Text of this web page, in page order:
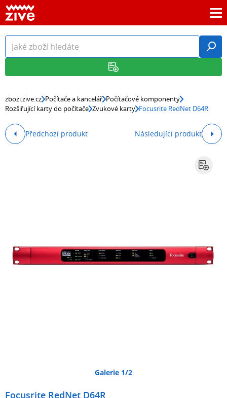
zbozi.zive.cz Počítače a kancelář Počítačové komponenty
Rozšiřující karty do počítače Zvukové karty Focusrite RedNet D64R
Předchozí produkt Následující produkt
Galerie 1/2
Focusrite RedNet D64R